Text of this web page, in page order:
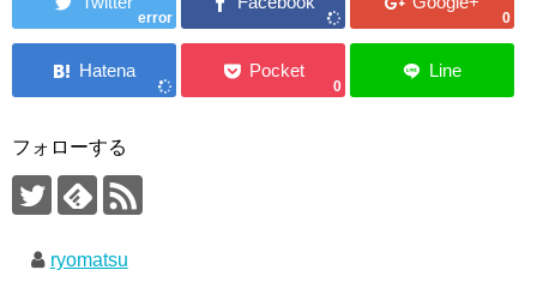
error 0
0
フォローする
ryomatsu